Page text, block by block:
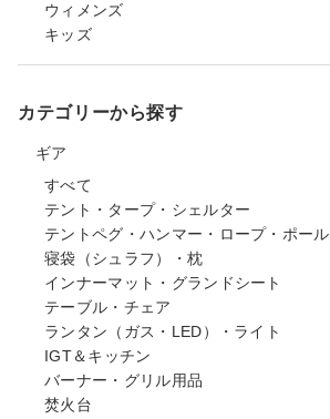
ウィメンズ
キッズ
カテゴリーから探す
ギア
すべて
テント・タープ・シェルター
テントペグ・ハンマー・ロープ・ポール
寝袋（シュラフ）・枕
インナーマット・グランドシート
テーブル・チェア
ランタン（ガス・LED）・ライト
IGT＆キッチン
バーナー・グリル用品
焚火台